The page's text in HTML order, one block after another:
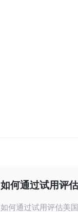
如何通过试用评
如何通过试用评估美